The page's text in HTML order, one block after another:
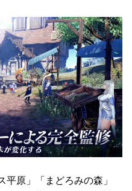
平原」「まどろみの森」